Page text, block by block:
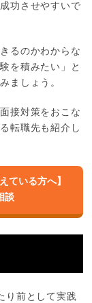
功させやすいで
るのかわからな
を積みたい」と
ましょう。
接対策をおこな
転職先も紹介し
ている方へ】
談
り前として実践